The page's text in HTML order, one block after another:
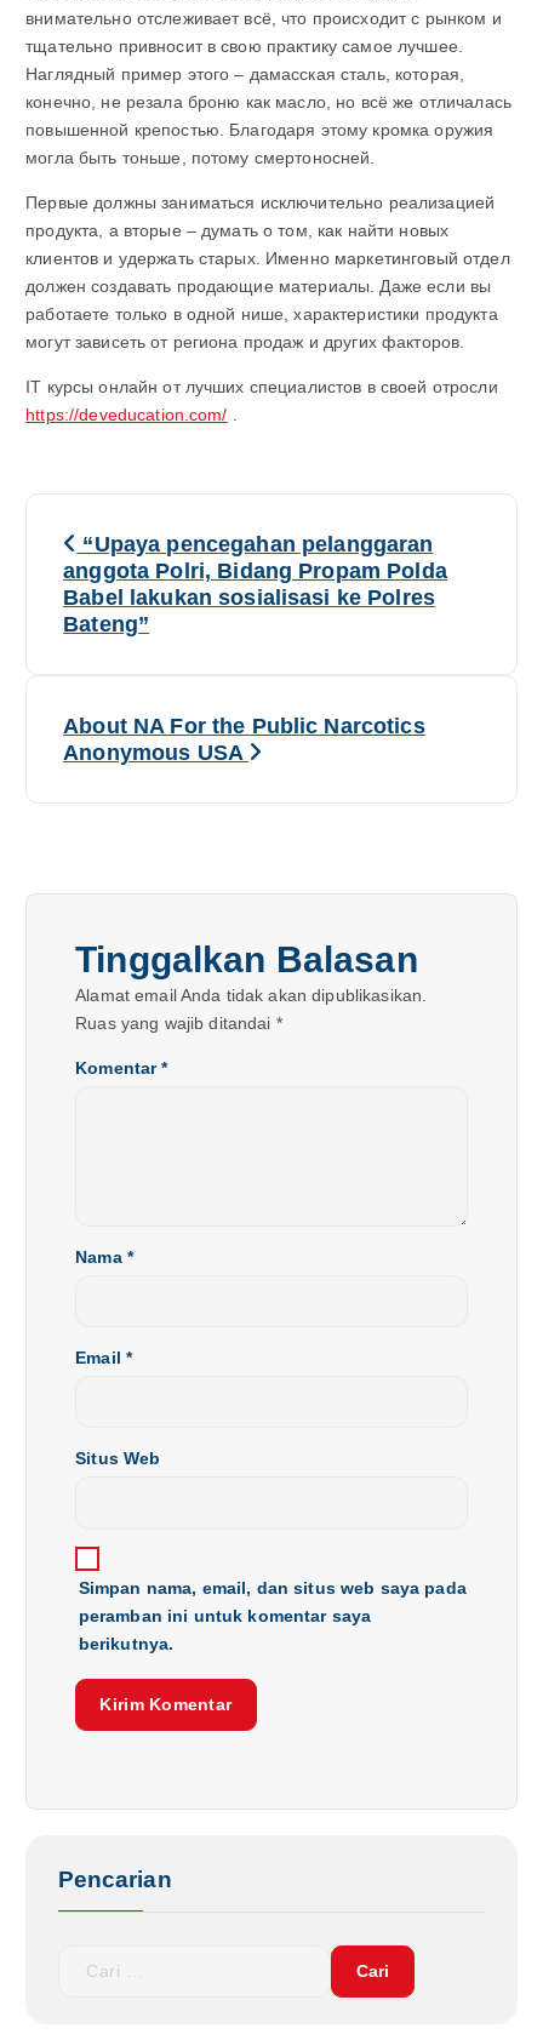
внимательно отслеживает всё, что происходит с рынком и
тщательно привносит в свою практику самое лучшее.
Наглядный пример этого – дамасская сталь, которая,
конечно, не резала броню как масло, но всё же отличалась
повышенной крепостью. Благодаря этому кромка оружия
могла быть тоньше, потому смертоносней.
Первые должны заниматься исключительно реализацией
продукта, а вторые – думать о том, как найти новых
клиентов и удержать старых. Именно маркетинговый отдел
должен создавать продающие материалы. Даже если вы
работаете только в одной нише, характеристики продукта
могут зависеть от региона продаж и других факторов.
IT курсы онлайн от лучших специалистов в своей отросли
https://deveducation.com/
i
“Upaya pencegahan pelanggaran
anggota Polri, Bidang Propam Polda
Babel lakukan sosialisasi ke Polres
Bateng”
About NA For the Public Narcotics
Anonymous USA
Tinggalkan Balasan
Alamat email Anda tidak akan dipublikasikan.
Ruas yang wajib ditandai *
Komentar*
Nama *
Email *
Situs Web
Simpan nama, email, dan situs web saya pada
peramban ini untuk komentar saya
berikutnya.
Pencarian